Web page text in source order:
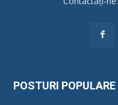
POSTURI POPULARE